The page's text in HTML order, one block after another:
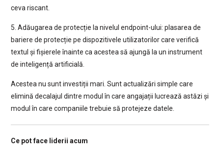
ceva riscant.
5. Adăugarea de protecție la nivelul endpoint-ului: plasarea de
bariere de protecție pe dispozitivele utilizatorilor care verifică
textul și fișierele înainte ca acestea să ajungă la un instrument
de inteligență artificială.
Acestea nu sunt investiții mari. Sunt actualizări simple care
elimină decalajul dintre modul în care angajații lucrează astăzi și
modul în care companiile trebuie să protejeze datele.
Ce pot face liderii acum